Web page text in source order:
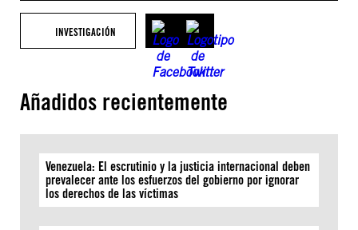
INVESTIGACIÓN
Añadidos recientemente
Venezuela: El escrutinio y la justicia internacional deben
prevalecer ante los esfuerzos del gobierno por ignorar
los derechos de las víctimas